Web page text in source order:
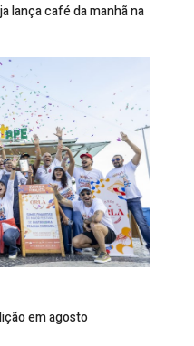
lança café da manhã na
em agosto